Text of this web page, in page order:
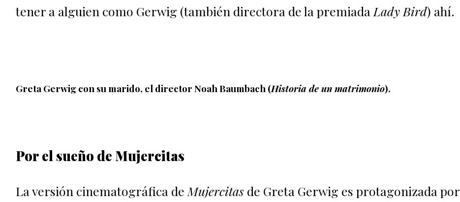
tener a alguien como Gerwig (también directora de la premiada Lady Bird) ahí.
Greta Gerwig con su marido, el director Noah Baumbach (Historia de un matrimonio).
Por el sueño de Mujercitas
La versión cinematográfica de Mujercitas de Greta Gerwig es protagonizada por